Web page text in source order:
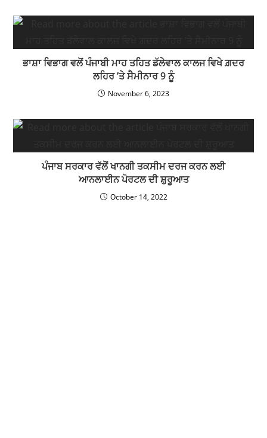
ਭਾਸ਼ਾ ਵਿਭਾਗ ਵਲੋਂ ਪੰਜਾਬੀ ਮਾਹ ਤਹਿਤ ਡੱਲੇਵਾਲ ਕਾਲਜ ਵਿਖੇ ਗ਼ਦਰ
ਲਹਿਰ ’ਤੇ ਸੈਮੀਨਾਰ 9 ਨੂੰ
November 6, 2023
ਪੰਜਾਬ ਸਰਕਾਰ ਵੱਲੋਂ ਖਾਨਗੀ ਤਕਸੀਮ ਦਰਜ ਕਰਨ ਲਈ
ਆਨਲਾਈਨ ਪੋਰਟਲ ਦੀ ਸ਼ੁਰੂਆਤ
October 14, 2022